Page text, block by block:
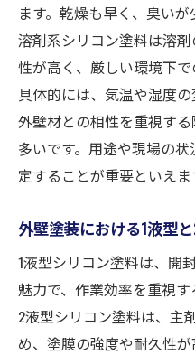
外壁塗装成功のため
寿命
外壁塗装シリコ
外壁塗装の耐久
寿命管理
シリコン塗料の
外壁塗装でシリ
テナンス術
外壁塗装の塗り
命の関係
シリコン塗料で
ます。乾燥も早く、臭いが
溶剤系シリコン塗料は溶
性が高く、厳しい環境下で
具体的には、気温や湿度
外壁材との相性を重視す
多いです。用途や現場の
定することが重要といえま
外壁塗装における1液型
1液型シリコン塗料は、開
魅力で、作業効率を重視す
2液型シリコン塗料は、主
め、塗膜の強度や耐久性が